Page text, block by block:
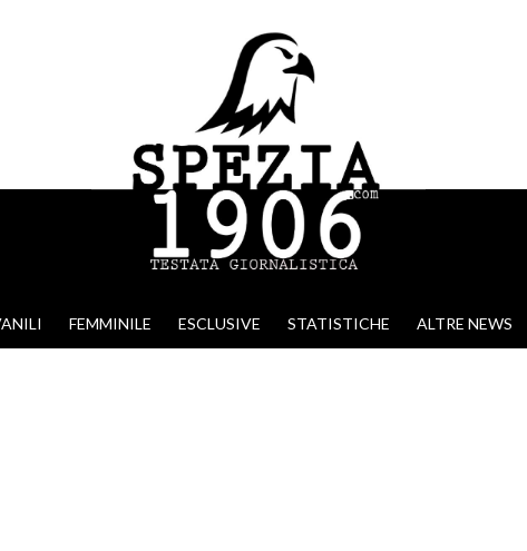
FEMMINILE ESCLUSIVE STATISTICHE ALTRE NEWS